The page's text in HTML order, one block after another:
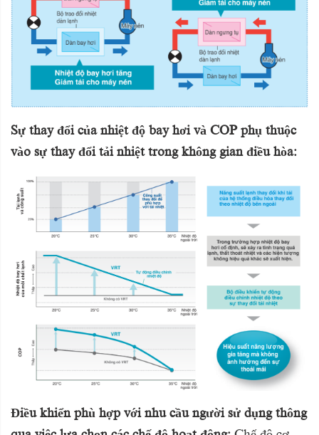
Sự thay đổi của nhiệt độ bay hơi và COP phụ thuộc
vào sự thay đổi tải nhiệt trong không gian điều hòa:
Điều khiển phù hợp với nhu cầu người sử dụng thông